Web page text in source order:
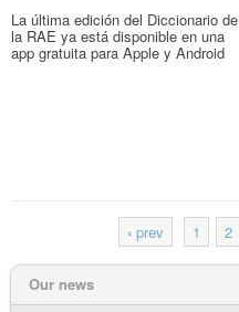
La última edición del Diccionario de
la RAE ya está disponible en una
app gratuita para Apple y Android
‹prev 1 2
Our news